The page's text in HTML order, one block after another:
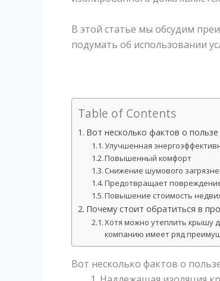
В этой статье мы обсудим
подумать об использовании
Table of Contents
Вот несколько фактов о
Улучшенная
Повышенный комфорт
Снижение шумового
Предотвращает
Повышение стоимость
Почему стоит обратиться в
Хотя можно утеплить крышу
компанию имеет ряд
Вот несколько фактов о